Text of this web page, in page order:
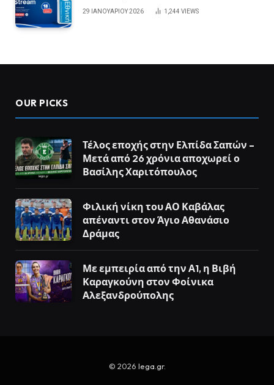
29 ΙΑΝΟΥΑΡΊΟΥ 2026 1,244 VIEWS
OUR PICKS
Τέλος εποχής στην Ελπίδα Σαπών –
Μετά από 26 χρόνια αποχωρεί ο
Βασίλης Χαριτόπουλος
Φιλική νίκη του ΑΟ Καβάλας
απέναντι στον Άγιο Αθανάσιο
Δράμας
Με εμπειρία από την Α1, η Βιβή
Καραγκούνη στον Φοίνικα
Αλεξανδρούπολης
© 2026 lega.gr.